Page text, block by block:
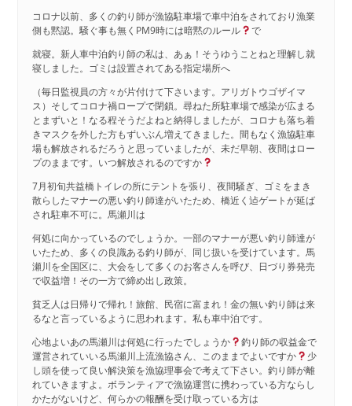
コロナ以前、多くの釣り師が漁協駐車場で車中泊をされており漁業
側も黙認。騒ぐ事も無くPM9時には暗黙のルール
で
就寝。新人車中泊釣り師の私は、あぁ！そうゆうことねと理解し就
寝しました。ゴミは設置されてある指定場所へ
（毎日監視員の方々が片付けて下さいます。アリガトウゴザイマ
ス）そしてコロナ禍ロープで閉鎖。尋ねた所駐車場で感染が広まる
とまずいと！なる程そうだよねと納得しましたが、コロナも落ち着
きマスクを外した方もずいぶん増えてきました。間もなく漁協駐車
場も解放されるだろうと思っていましたが、未だ早朝、夜間はロー
プのままです。いつ解放されるのですか
7月初旬共益橋トイレの所にテントを張り、夜間騒ぎ、ゴミをまき
散らしたマナーの悪い釣り師達がいたため、橋近く迠ゲートが延ば
され駐車不可に。馬瀬川は
何処に向かっているのでしょうか。一部のマナーが悪い釣り師達が
いたため、多くの良識ある釣り師が、同じ扱いを受けています。馬
瀬川を全国区に、大会をして多くのお客さんを呼び、日づり券発売
で収益増！その一方で締め出し政策。
貧乏人は日帰りで帰れ！旅館、民宿に富まれ！金の無い釣り師は来
るなと言っているように思われます。私も車中泊です。
心地よいあの馬瀬川は何処に行ったでしょうか
釣り師の収益金で
運営されていいる馬瀬川上流漁協さん、このままでよいですか
少
し頭を使って良い解決策を漁協理事会で考えて下さい。釣り師が離
れていきますよ。ボランティアで漁協運営に携わっている方ならし
かたがないけど、何らかの報酬を受け取っている方は